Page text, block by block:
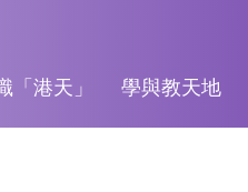
「港天」 學與教天地